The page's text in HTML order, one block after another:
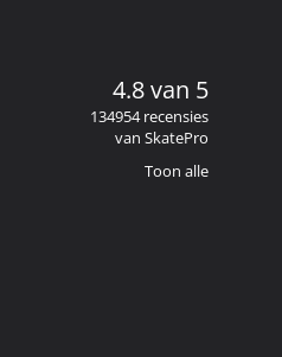
4.8 van 5
134954 recensies
van SkatePro
Toon alle